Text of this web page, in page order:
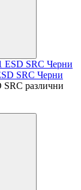
SRC Черни
различни